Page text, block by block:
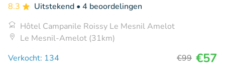
8.3 Uitstekend • 4 beoordelingen
Hôtel Campanile Roissy Le Mesnil Amelot
Le Mesnil-Amelot (31km)
Verkocht: 134
€99 €57